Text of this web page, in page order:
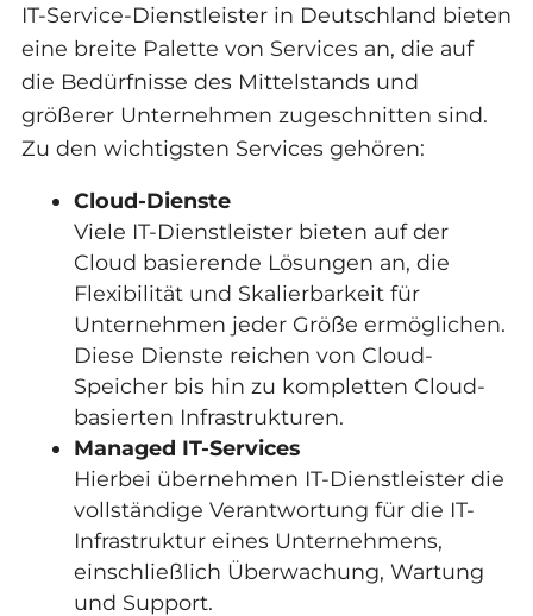
IT-Service-Dienstleister in Deutschland bieten
eine breite Palette von Services an, die auf
die Bedürfnisse des Mittelstands und
größerer Unternehmen zugeschnitten sind.
Zu den wichtigsten Services gehören:
Cloud-Dienste
Viele IT-Dienstleister bieten auf der
Cloud basierende Lösungen an, die
Flexibilität und Skalierbarkeit für
Unternehmen jeder Größe ermöglichen.
Diese Dienste reichen von Cloud-
Speicher bis hin zu kompletten Cloud-
basierten Infrastrukturen.
Managed IT-Services
Hierbei übernehmen IT-Dienstleister die
vollständige Verantwortung für die IT-
Infrastruktur eines Unternehmens,
einschließlich Überwachung, Wartung
und Support.